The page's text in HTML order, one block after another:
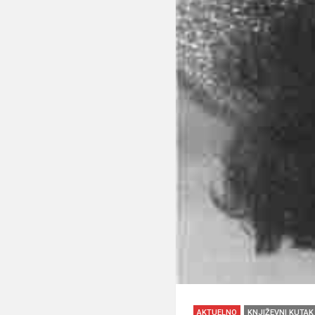
AKTUELNO KNJIŽEVNI KUTAK